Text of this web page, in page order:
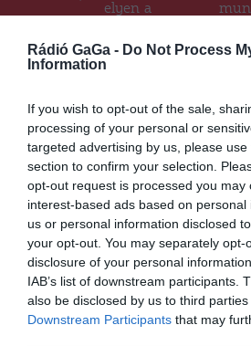
Rádió GaGa - Do Not Process
Information
If you wish to opt-out of the sale,
processing of your personal or
targeted advertising by us, please
section to confirm your selection.
opt-out request is processed you may
interest-based ads based on
us or personal information disclosed
your opt-out. You may separately opt-
disclosure of your personal
IAB’s list of downstream participants.
also be disclosed by us to third
Downstream Participants that may
elyen a
uszoda
építése
Ez is érdekelheti
HÍRLISTA
Romániában a
online híreket olvasó